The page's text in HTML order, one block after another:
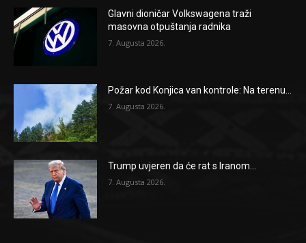
Glavni dioničar Volkswagena traži
masovna otpuštanja radnika
7. Augusta 2026.
Požar kod Konjica van kontrole: Na terenu...
7. Augusta 2026.
Trump uvjeren da će rat s Iranom...
7. Augusta 2026.